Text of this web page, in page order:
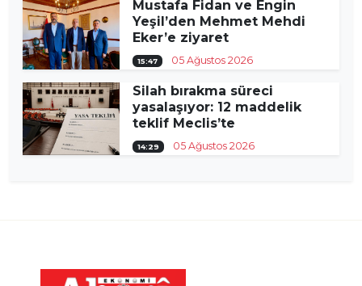
Mustafa Fidan ve Engin
Yeşil’den Mehmet Mehdi
Eker’e ziyaret
15:47 05 Ağustos 2026
Silah bırakma süreci
yasalaşıyor: 12 maddelik
teklif Meclis’te
14:29 05 Ağustos 2026